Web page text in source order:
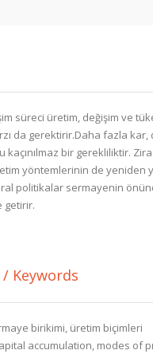
süreci üretim, değişim ve
da gerektirir.Daha fazla
kaçınılmaz bir gerekliliktir.
yöntemlerinin de yeniden
politikalar sermayenin
getirir.
Keywords
birikimi, üretim biçimleri
accumulation, modes of